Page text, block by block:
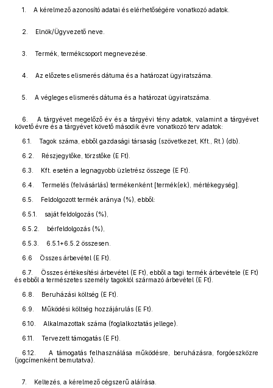
1. A kérelmező azonosító adatai és elérhetőségére vonatkozó adatok.
2. Elnök/Ügyvezető neve.
3. Termék, termékcsoport megnevezése.
4. Az előzetes elismerés dátuma és a határozat ügyiratszáma.
5. A végleges elismerés dátuma és a határozat ügyiratszáma.
6. A tárgyévet megelőző év és a tárgyévi tény adatok, valamint a tárgyévet
követő évre és a tárgyévet követő második évre vonatkozó terv adatok:
6.1. Tagok száma, ebből gazdasági társaság (szövetkezet, Kft., Rt.) (db).
6.2. Részjegytőke, törzstőke (E Ft).
6.3. Kft. esetén a legnagyobb üzletrész összege (E Ft).
6.4. Termelés (felvásárlás) termékenként [termék(ek), mértékegység].
6.5. Feldolgozott termék aránya (%), ebből:
6.5.1. saját feldolgozás (%),
6.5.2. bérfeldolgozás (%),
6.5.3. 6.5.1+6.5.2 összesen.
6.6 Összes árbevétel (E Ft).
6.7. Összes értékesítési árbevétel (E Ft), ebből a tagi termék árbevétele (E Ft)
és ebből a természetes személy tagoktól származó árbevétel (E Ft).
6.8. Beruházási költség (E Ft).
6.9. Működési költség hozzájárulás (E Ft).
6.10. Alkalmazottak száma (foglalkoztatás jellege).
6.11. Tervezett támogatás (E Ft).
6.12. A támogatás felhasználása működésre, beruházásra, forgóeszközre
(jogcímenként bemutatva).
7. Keltezés, a kérelmező cégszerű aláírása.